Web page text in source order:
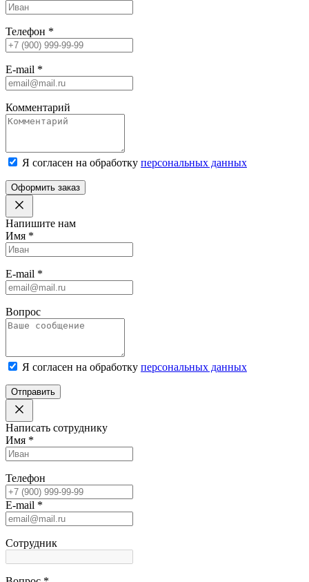
Телефон *
E-mail *
Комментарий
Я согласен на обработку персональных данных
Оформить заказ
Напишите нам
Имя *
E-mail *
Вопрос
Я согласен на обработку персональных данных
Отправить
Написать сотруднику
Имя *
Телефон
E-mail *
Сотрудник